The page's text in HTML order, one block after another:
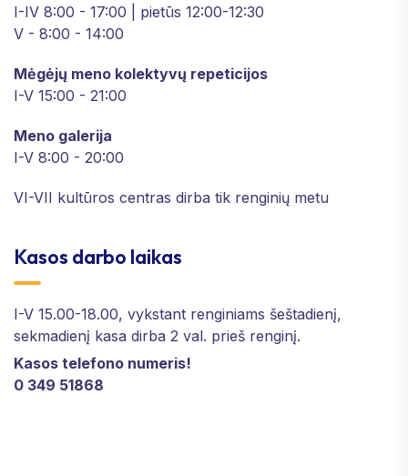
I-IV 8:00 - 17:00 | pietūs 12:00-12:30
V - 8:00 - 14:00
Mėgėjų meno kolektyvų repeticijos
I-V 15:00 - 21:00
Meno galerija
I-V 8:00 - 20:00
VI-VII kultūros centras dirba tik renginių metu
Kasos darbo laikas
I-V 15.00-18.00, vykstant renginiams šeštadienį,
sekmadienį kasa dirba 2 val. prieš renginį.
Kasos telefono numeris!
0 349 51868